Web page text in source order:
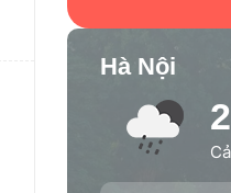
Hà Nội